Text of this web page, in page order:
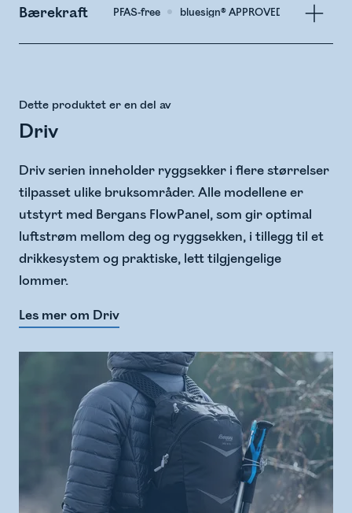
Bærekraft PFAS-free bluesign® APPROVED Material
Dette produktet er en del av
Driv
Driv serien inneholder ryggsekker i flere størrelser
tilpasset ulike bruksområder. Alle modellene er
utstyrt med Bergans FlowPanel, som gir optimal
luftstrøm mellom deg og ryggsekken, i tillegg til et
drikkesystem og praktiske, lett tilgjengelige
lommer.
Les mer om Driv